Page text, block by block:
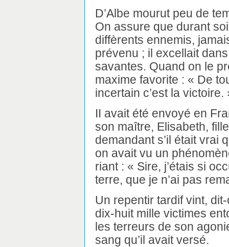
D’Albe mourut peu de
On assure que durant
diffèrents ennemis,
prévenu ; il excellait
savantes. Quand on le
maxime favorite : « De
incertain c’est la victoire.
II avait été envoyé en
son maître, Elisabeth,
demandant s’il était vrai
on avait vu un
riant : « Sire, j’étais si
terre, que je n’ai pas
Un repentir tardif vint,
dix-huit mille victimes
les terreurs de son
sang qu’il avait versé.